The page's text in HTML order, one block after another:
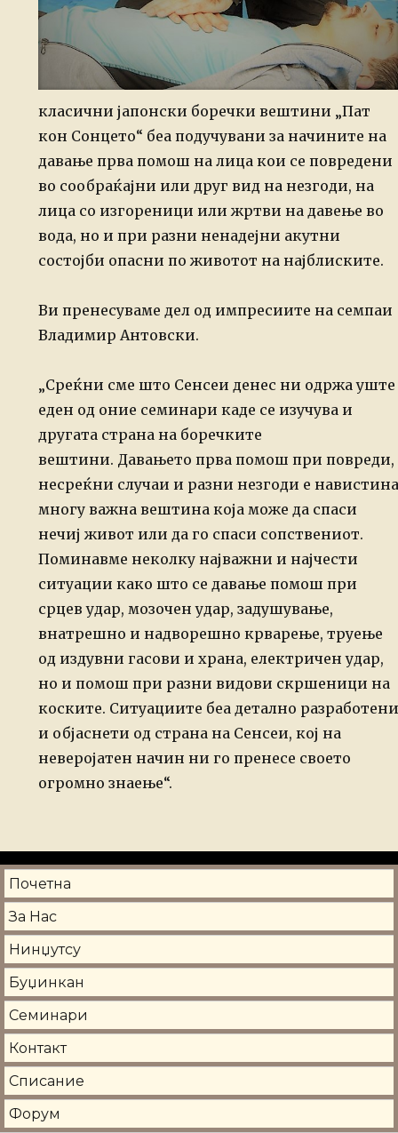
класични јапонски боречки вештини „Пат
кон Сонцето“ беа подучувани за начините на
давање прва помош на лица кои се повредени
во сообраќајни или друг вид на незгоди, на
лица со изгореници или жртви на давење во
вода, но и при разни ненадејни акутни
состојби опасни по животот на најблиските.
Ви пренесуваме дел од импресиите на семпаи
Владимир Антовски.
„Среќни сме што Сенсеи денес ни одржа уште
еден од оние семинари каде се изучува и
другата страна на боречките
вештини. Давањето прва помош при повреди,
несреќни случаи и разни незгоди е навистина
многу важна вештина која може да спаси
нечиј живот или да го спаси сопствениот.
Поминавме неколку најважни и најчести
ситуации како што се давање помош при
срцев удар, мозочен удар, задушување,
внатрешно и надворешно крварење, труење
од издувни гасови и храна, електричен удар,
но и помош при разни видови скршеници на
коските. Ситуациите беа детално разработени
и објаснети од страна на Сенсеи, кој на
неверојатен начин ни го пренесе своето
огромно знаење“.
Почетна
За Нас
Нинџутсу
Буџинкан
Семинари
Контакт
Списание
Форум